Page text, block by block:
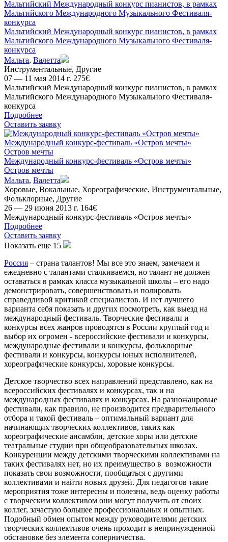
Мальтийский Международный конкурс пианистов, в рамках
Мальтийского Международного Музыкального Фестиваля-
конкурса
Мальтийский Международный конкурс пианистов, в рамках
Мальтийского Международного Музыкального Фестиваля-
конкурса
Мальта, Валетта
Инструментальные, Другие
07 — 11 мая 2014 г. 275€
Мальтийский Международный конкурс пианистов, в рамках
Мальтийского Международного Музыкального Фестиваля-
конкурса
Подробнее
Оставить заявку
Международный конкурс-фестиваль «Остров мечты»
Остров мечты
Международный конкурс-фестиваль «Остров мечты»
Остров мечты
Мальта, Валетта
Хоровые, Вокальные, Хореографические, Инструментальные,
Фольклорные, Другие
26 — 29 июня 2013 г. 164€
Международный конкурс-фестиваль «Остров мечты»
Подробнее
Оставить заявку
Показать еще 15
Россия – страна талантов! Мы все это знаем, замечаем и
ежедневно с талантами сталкиваемся, но талант не должен
оставаться в рамках класса музыкальной школы – его надо
демонстрировать, совершенствовать и полировать
справедливой критикой специалистов. И нет лучшего
варианта себя показать и других посмотреть, как выезд на
международный фестиваль. Творческие фестивали и
конкурсы всех жанров проводятся в России круглый год и
выбор их огромен - всероссийские фестивали и конкурсы,
международные фестивали и конкурсы, фольклорные
фестивали и конкурсы, конкурсы юных исполнителей,
хореографические конкурсы, хоровые конкурсы.
Детское творчество всех направлений представлено, как на
всероссийских фестивалях и конкурсах, так и на
международных фестивалях и конкурсах. На разножанровые
фестивали, как правило, не производится предварительного
отбора и такой фестиваль – оптимальный вариант для
начинающих творческих коллективов, таких как
хореографические ансамбли, детские хоры или детские
театральные студии при общеобразовательных школах.
Конкуренции между детскими творческими коллективами на
таких фестивалях нет, но их преимущество в возможности
показать свои возможности, пообщаться с другими
коллективами и найти новых друзей. Для педагогов такие
мероприятия тоже интересны и полезны, ведь оценку работы
с творческим коллективом они могут получить от своих
коллег, зачастую большее профессиональных и опытных.
Подобный обмен опытом между руководителями детских
творческих коллективов очень проходит в непринужденной
обстановке без элемента соперничества.